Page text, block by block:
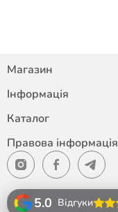
Магазин
Інформація
Каталог
Правова інформація
5.0 Відгуки